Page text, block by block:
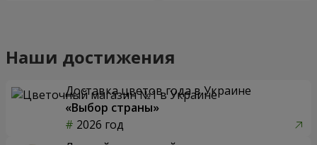
Наши достижения
Доставка цветов года в Украине
«Выбор страны»
2026 год